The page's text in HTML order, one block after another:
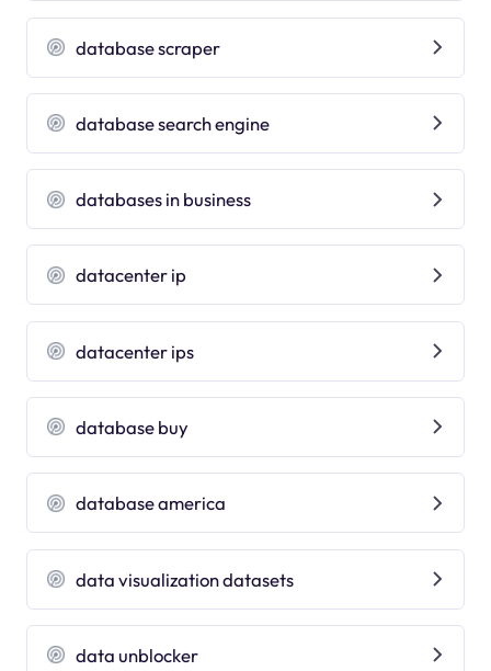
database scraper
database search engine
databases in business
datacenter ip
datacenter ips
database buy
database america
data visualization datasets
data unblocker